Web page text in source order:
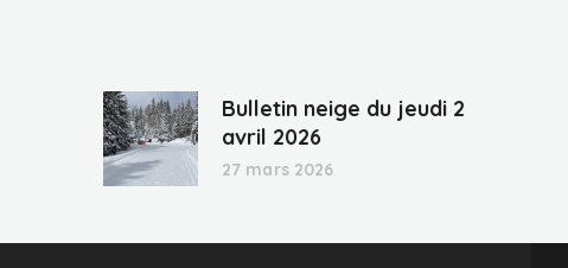
Bulletin neige du jeudi 2
avril 2026
27 mars 2026